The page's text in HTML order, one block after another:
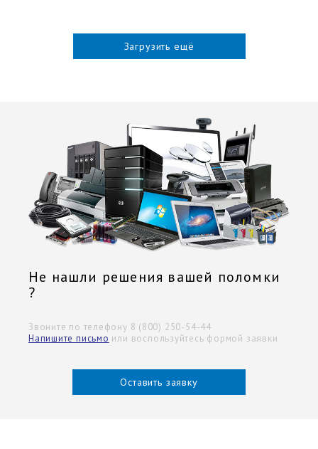
Загрузить ещё
Не нашли решения вашей поломки
?
Звоните по телефону 8 (800) 250-54-44
Напишите письмо или воспользуйтесь формой заявки
Оставить заявку